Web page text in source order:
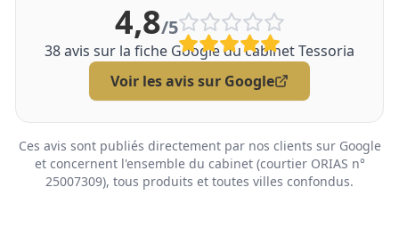
4,8/5
38avis sur la fiche Google du cabinet Tessoria
Voir les avis sur Google
Ces avis sont publiés directement par nos clients sur Google
et concernent l'ensemble du cabinet (courtier ORIAS n°
25007309), tous produits et toutes villes confondus.